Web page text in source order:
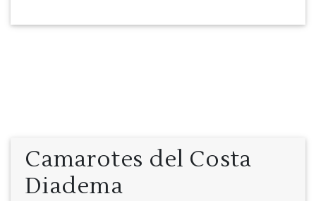
Camarotes del Costa
Diadema